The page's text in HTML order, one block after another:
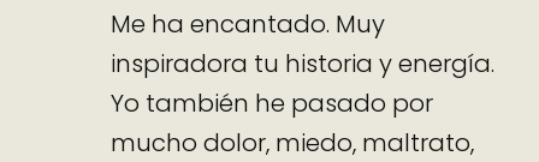
Me ha encantado. Muy
inspiradora tu historia y energía.
Yo también he pasado por
mucho dolor, miedo, maltrato,